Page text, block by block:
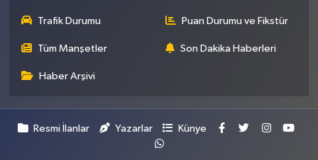
Trafik Durumu Puan Durumu ve Fikstür
Tüm Manşetler Son Dakika Haberleri
Haber Arşivi
Resmi İlanlar Yazarlar Künye